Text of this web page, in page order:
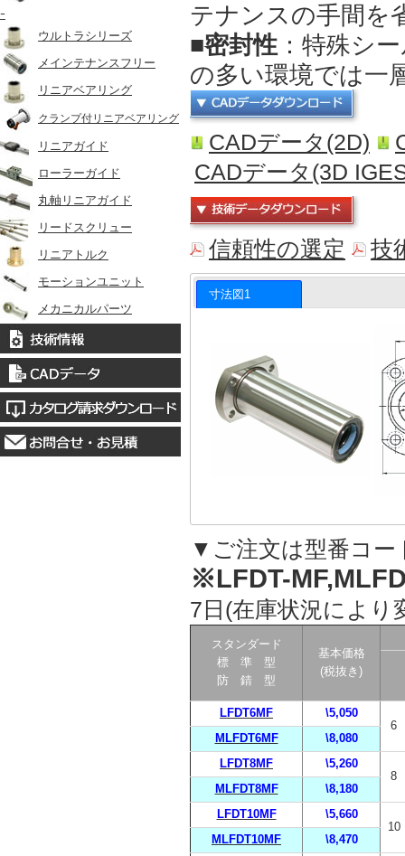
ｰ
ウルトラシリーズ
メインテナンスフリー
リニアベアリング
クランプ付リニアベアリング
リニアガイド
ローラーガイド
丸軸リニアガイド
リードスクリュー
リニアトルク
モーションユニット
メカニカルパーツ
テナンスの手間を
■密封性 ：特殊シ
の多い環境では一
CADデータ(2D)
CADデータ(3D
信頼性の選定 技
寸法図1
▼ご注文は型番コー
※LFDT-
7日(在庫状況により
スタンダード
標 準 型
防 錆 型
基本価格
(税抜き)
LFDT6MF
\5,050
6
MLFDT6MF
\8,080
LFDT8MF
\5,260
8
MLFDT8MF
\8,180
LFDT10MF
\5,660
10
MLFDT10MF
\8,470